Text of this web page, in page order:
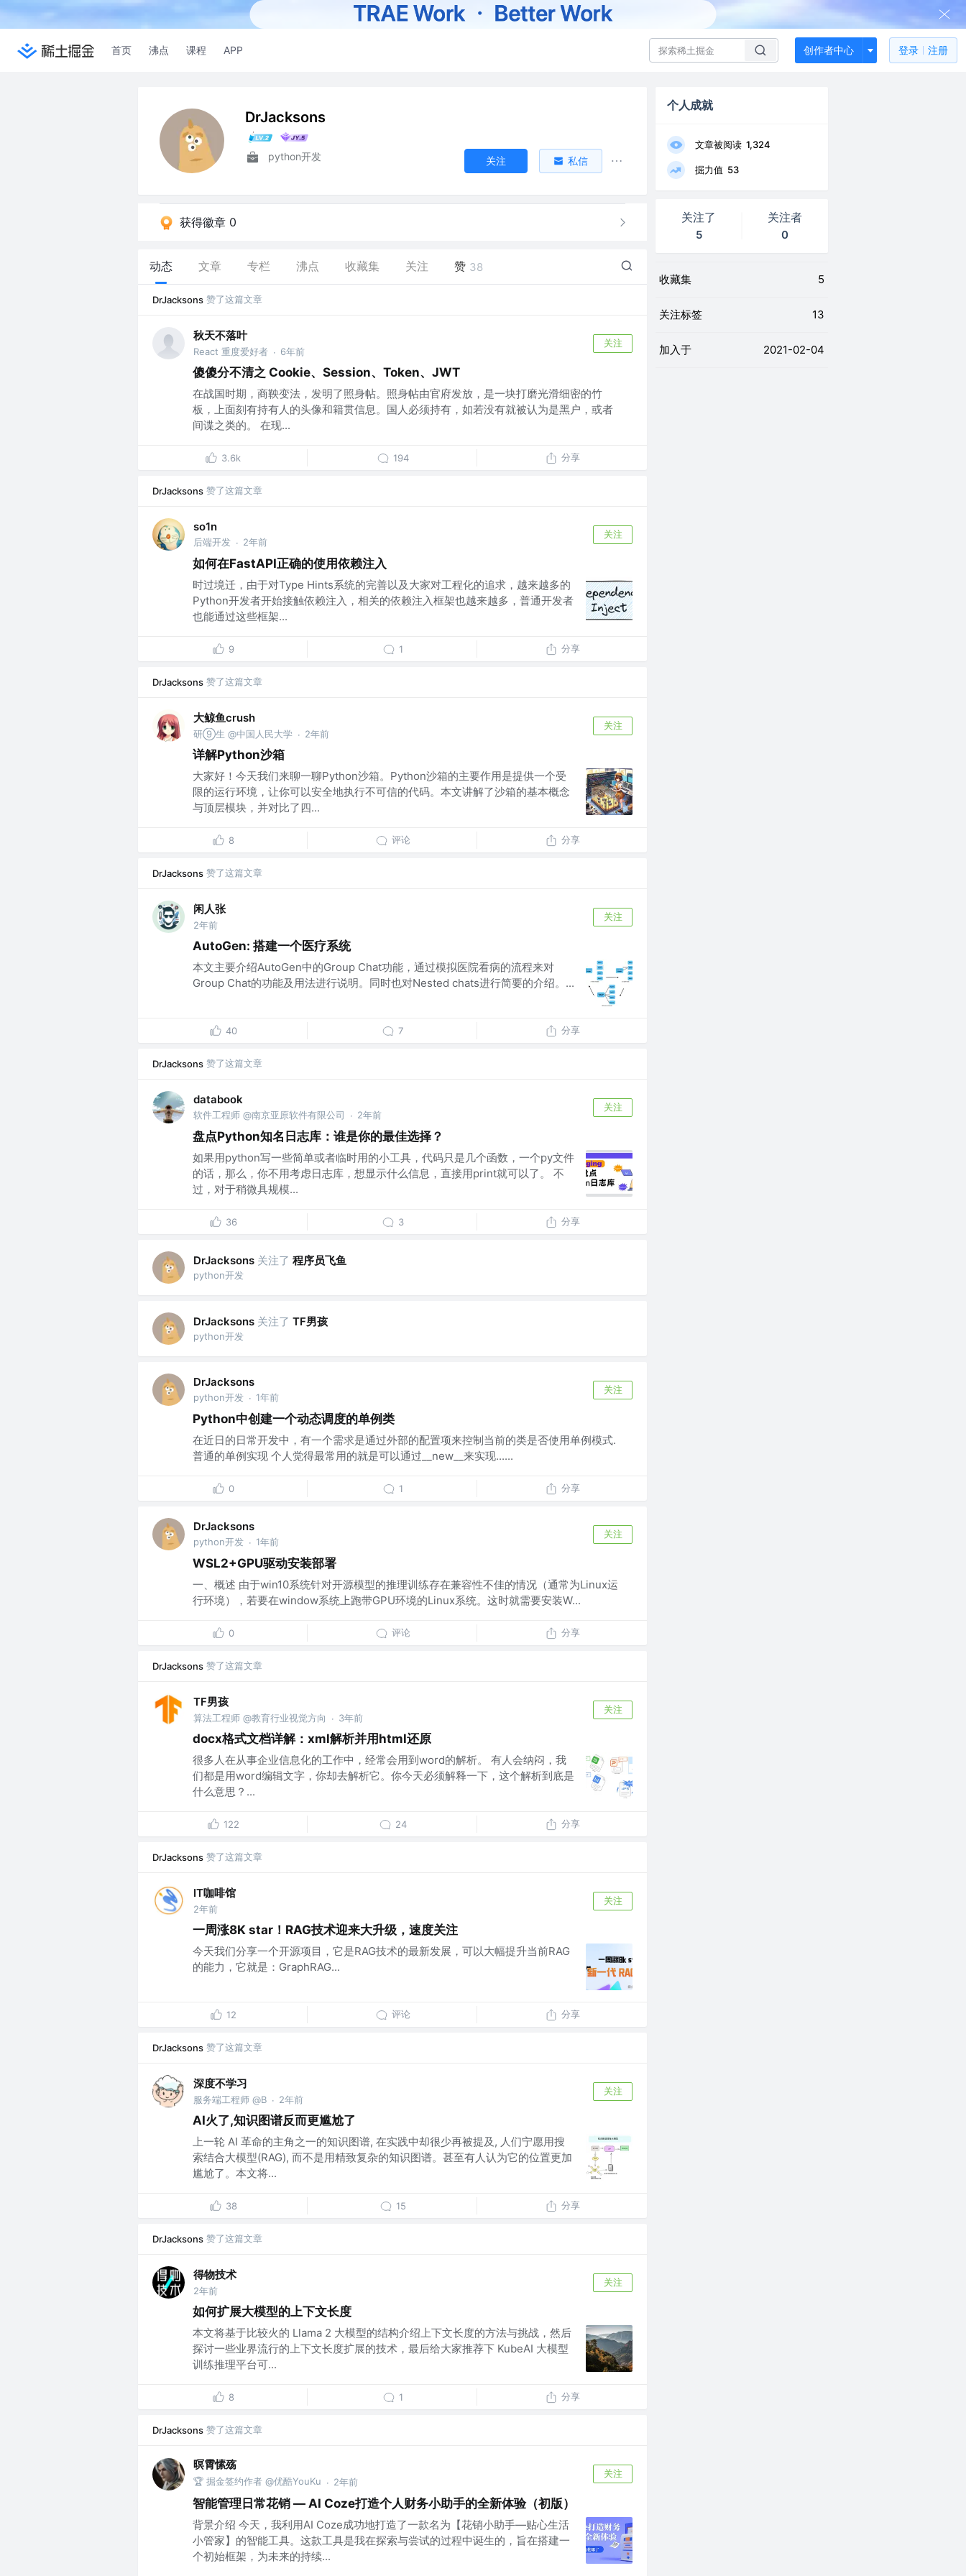
首页 沸点 课程 APP 创作者中心 登录 注册
DrJacksons
python开发 关注 私信
获得徽章 0
动态 文章 专栏 沸点 收藏集 关注 赞 38
DrJacksons 赞了这篇文章
秋天不落叶
React 重度爱好者 · 6年前
关注
傻傻分不清之 Cookie、Session、Token、JWT
在战国时期，商鞅变法，发明了照身帖。照身帖由官府发放，是一块打磨光滑细密的竹
板，上面刻有持有人的头像和籍贯信息。国人必须持有，如若没有就被认为是黑户，或者
间谍之类的。 在现...
3.6k 194 分享
DrJacksons 赞了这篇文章
so1n
后端开发 · 2年前
关注
如何在FastAPI正确的使用依赖注入
时过境迁，由于对Type Hints系统的完善以及大家对工程化的追求，越来越多的
Python开发者开始接触依赖注入，相关的依赖注入框架也越来越多，普通开发者
也能通过这些框架...
9 1 分享
DrJacksons 赞了这篇文章
大鲸鱼crush
研⑨生 @中国人民大学 · 2年前
关注
详解Python沙箱
大家好！今天我们来聊一聊Python沙箱。Python沙箱的主要作用是提供一个受
限的运行环境，让你可以安全地执行不可信的代码。本文讲解了沙箱的基本概念
与顶层模块，并对比了四...
8 评论 分享
DrJacksons 赞了这篇文章
闲人张
2年前
关注
AutoGen: 搭建一个医疗系统
本文主要介绍AutoGen中的Group Chat功能，通过模拟医院看病的流程来对
Group Chat的功能及用法进行说明。同时也对Nested chats进行简要的介绍。...
40 7 分享
DrJacksons 赞了这篇文章
databook
软件工程师 @南京亚原软件有限公司 · 2年前
关注
盘点Python知名日志库：谁是你的最佳选择？
如果用python写一些简单或者临时用的小工具，代码只是几个函数，一个py文件
的话，那么，你不用考虑日志库，想显示什么信息，直接用print就可以了。 不
过，对于稍微具规模...
36 3 分享
DrJacksons 关注了 程序员飞鱼
python开发
DrJacksons 关注了 TF男孩
python开发
DrJacksons
python开发 · 1年前
关注
Python中创建一个动态调度的单例类
在近日的日常开发中，有一个需求是通过外部的配置项来控制当前的类是否使用单例模式.
普通的单例实现 个人觉得最常用的就是可以通过__new__来实现......
0 1 分享
DrJacksons
python开发 · 1年前
关注
WSL2+GPU驱动安装部署
一、概述 由于win10系统针对开源模型的推理训练存在兼容性不佳的情况（通常为Linux运
行环境），若要在window系统上跑带GPU环境的Linux系统。这时就需要安装W...
0 评论 分享
DrJacksons 赞了这篇文章
TF男孩
算法工程师 @教育行业视觉方向 · 3年前
关注
docx格式文档详解：xml解析并用html还原
很多人在从事企业信息化的工作中，经常会用到word的解析。 有人会纳闷，我
们都是用word编辑文字，你却去解析它。你今天必须解释一下，这个解析到底是
什么意思？...
122 24 分享
DrJacksons 赞了这篇文章
IT咖啡馆
2年前
关注
一周涨8K star！RAG技术迎来大升级，速度关注
今天我们分享一个开源项目，它是RAG技术的最新发展，可以大幅提升当前RAG
的能力，它就是：GraphRAG...
12 评论 分享
DrJacksons 赞了这篇文章
深度不学习
服务端工程师 @B · 2年前
关注
AI火了,知识图谱反而更尴尬了
上一轮 AI 革命的主角之一的知识图谱, 在实践中却很少再被提及, 人们宁愿用搜
索结合大模型(RAG), 而不是用精致复杂的知识图谱。甚至有人认为它的位置更加
尴尬了。本文将...
38 15 分享
DrJacksons 赞了这篇文章
得物技术
2年前
关注
如何扩展大模型的上下文长度
本文将基于比较火的 Llama 2 大模型的结构介绍上下文长度的方法与挑战，然后
探讨一些业界流行的上下文长度扩展的技术，最后给大家推荐下 KubeAI 大模型
训练推理平台可...
8 1 分享
DrJacksons 赞了这篇文章
暝霄愫殇
🏆 掘金签约作者 @优酷YouKu · 2年前
关注
智能管理日常花销 — AI Coze打造个人财务小助手的全新体验（初版）
背景介绍 今天，我利用AI Coze成功地打造了一款名为【花销小助手—贴心生活
小管家】的智能工具。这款工具是我在探索与尝试的过程中诞生的，旨在搭建一
个初始框架，为未来的持续...
个人成就
文章被阅读 1,324
掘力值 53
关注了
5
关注者
0
收藏集 5
关注标签 13
加入于 2021-02-04